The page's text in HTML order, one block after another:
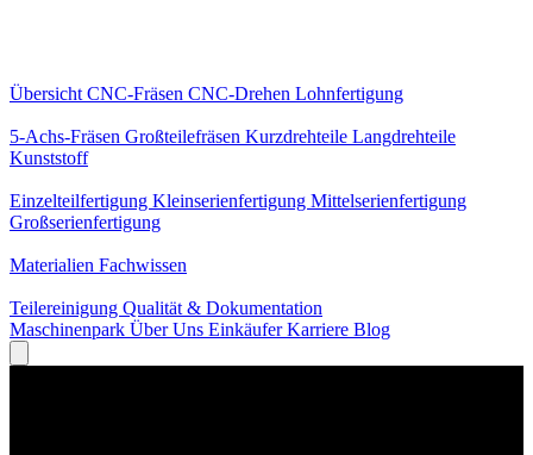
Übersicht CNC-Fräsen CNC-Drehen Lohnfertigung
5-Achs-Fräsen Großteilefräsen Kurzdrehteile Langdrehteile
Kunststoff
Einzelteilfertigung Kleinserienfertigung Mittelserienfertigung
Großserienfertigung
Materialien Fachwissen
Teilereinigung Qualität & Dokumentation
Maschinenpark Über Uns EinkäuferKarriere Blog